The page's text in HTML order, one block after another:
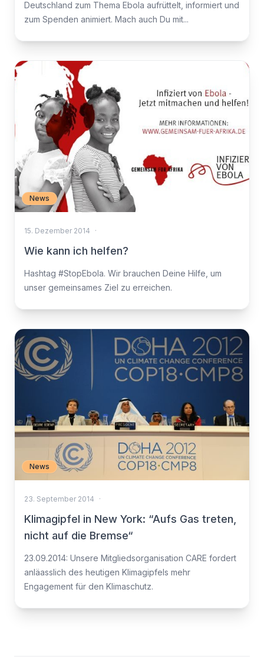
Deutschland zum Thema Ebola aufrüttelt, informiert und
zum Spenden animiert. Mach auch Du mit...
News
15. Dezember 2014 ·
Wie kann ich helfen?
Hashtag #StopEbola. Wir brauchen Deine Hilfe, um
unser gemeinsames Ziel zu erreichen.
News
23. September 2014 ·
Klimagipfel in New York: “Aufs Gas treten,
nicht auf die Bremse“
23.09.2014: Unsere Mitgliedsorganisation CARE fordert
anläasslich des heutigen Klimagipfels mehr
Engagement für den Klimaschutz.